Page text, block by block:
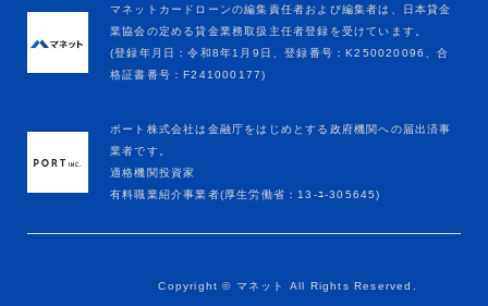
マネットカードローンの編集責任者および編集者は、日本貸金
業協会の定める貸金業務取扱主任者登録を受けています。
(登録年月日：令和8年1月9日、登録番号：K250020096、合
格証書番号：F241000177)
ポート株式会社は金融庁をはじめとする政府機関への届出済事
業者です。
適格機関投資家
有料職業紹介事業者(厚生労働省：13-ﾕ-305645)